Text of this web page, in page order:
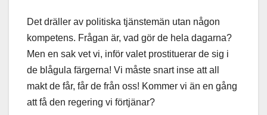
Det dräller av politiska tjänstemän utan någon
kompetens. Frågan är, vad gör de hela dagarna?
Men en sak vet vi, inför valet prostituerar de sig i
de blågula färgerna! Vi måste snart inse att all
makt de får, får de från oss! Kommer vi än en gång
att få den regering vi förtjänar?